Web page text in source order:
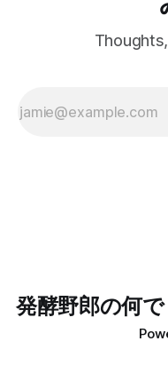
うの？公式ではない隔
用枠で練習もできるよ
発酵野郎の何